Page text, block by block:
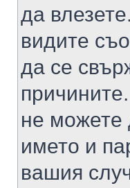
да
видите
да се
не можете
името и
вашия